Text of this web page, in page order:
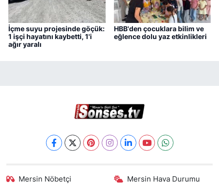
İçme suyu projesinde göçük:
1 işçi hayatını kaybetti, 1'i
ağır yaralı
HBB'den çocuklara bilim ve
eğlence dolu yaz etkinlikleri
Mersin Nöbetçi
Mersin Hava Durumu